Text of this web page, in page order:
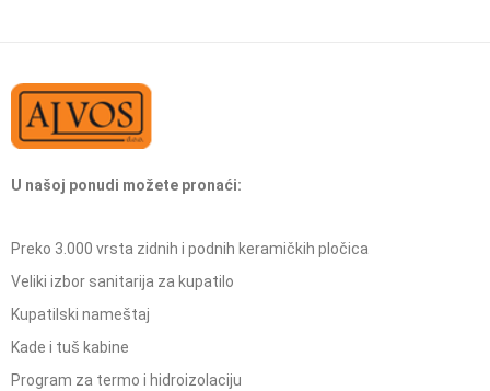
U našoj ponudi možete pronaći:
Preko 3.000 vrsta zidnih i podnih keramičkih pločica
Veliki izbor sanitarija za kupatilo
Kupatilski nameštaj
Kade i tuš kabine
Program za termo i hidroizolaciju